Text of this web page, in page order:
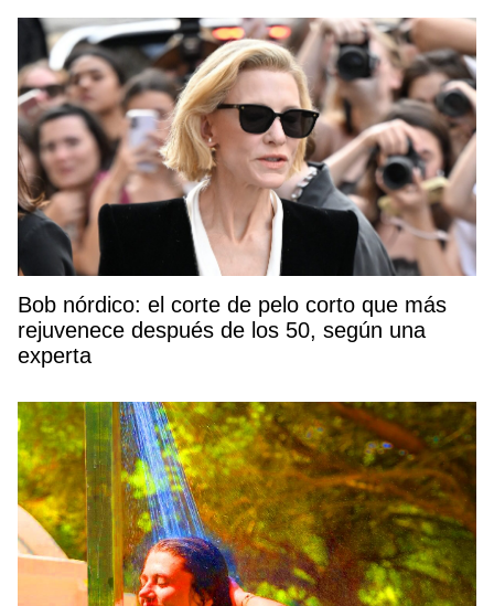
Bob nórdico: el corte de pelo corto que más
rejuvenece después de los 50, según una
experta